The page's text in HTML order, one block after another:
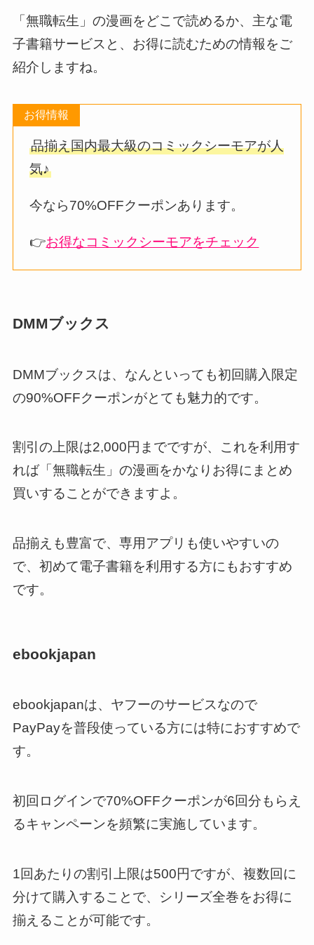
「無職転生」の漫画をどこで読めるか、主な電
子書籍サービスと、お得に読むための情報をご
紹介しますね。
お得情報
品揃え国内最大級のコミックシーモアが人
気♪
今なら70%OFFクーポンあります。
👉お得なコミックシーモアをチェック
DMMブックス
DMMブックスは、なんといっても初回購入限定
の90%OFFクーポンがとても魅力的です。
割引の上限は2,000円までですが、これを利用す
れば「無職転生」の漫画をかなりお得にまとめ
買いすることができますよ。
品揃えも豊富で、専用アプリも使いやすいの
で、初めて電子書籍を利用する方にもおすすめ
です。
ebookjapan
ebookjapanは、ヤフーのサービスなので
PayPayを普段使っている方には特におすすめで
す。
初回ログインで70%OFFクーポンが6回分もらえ
るキャンペーンを頻繁に実施しています。
1回あたりの割引上限は500円ですが、複数回に
分けて購入することで、シリーズ全巻をお得に
揃えることが可能です。